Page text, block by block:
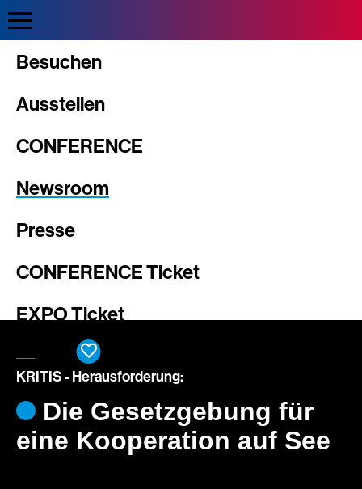
Besuchen
Ausstellen
CONFERENCE
Newsroom
Presse
CONFERENCE Ticket
EXPO Ticket
Die Gesetzgebung für
eine Kooperation auf See
KRITIS - Herausforderung: